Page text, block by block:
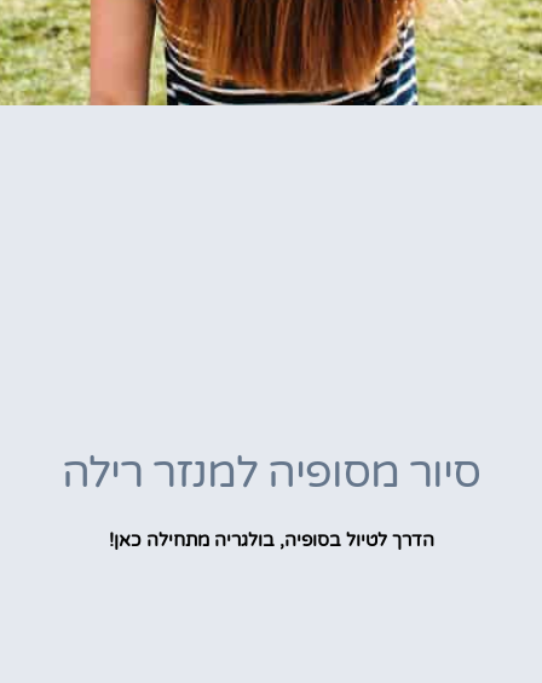
סיור מסופיה למנזר רילה
הדרך לטיול בסופיה, בולגריה מתחילה כאן!